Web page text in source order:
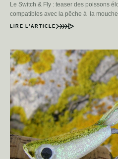
Le Switch & Fly : teaser des poissons
compatibles avec la pêche à la
LIRE L’ARTICLE